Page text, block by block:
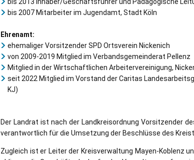
bis 2007 Mitarbeiter im Jugendamt, Stadt Köln
Ehrenamt:
ehemaliger Vorsitzender SPD Ortsverein Nickenich
von 2009-2019 Mitglied im Verbandsgemeinderat Pellenz
Mitglied in der Wirtschaftlichen Arbeitervereinigung,
seit 2022 Mitglied im Vorstand der Caritas
KJ)
Der Landrat ist nach der Landkreisordnung Vorsitzender
verantwortlich für die Umsetzung der Beschlüsse des
Zugleich ist er Leiter der Kreisverwaltung Mayen-Koblenz